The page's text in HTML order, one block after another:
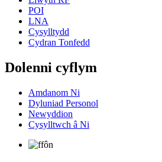
POI
LNA
Cysylltydd
Cydran Tonfedd
Dolenni cyflym
Amdanom Ni
Dyluniad Personol
Newyddion
Cysylltwch â Ni